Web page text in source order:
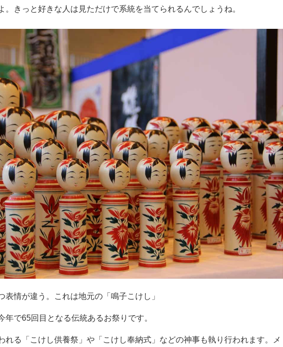
。きっと好きな人は見ただけで系統を当てられるんでしょうね。
表情が違う。これは地元の「鳴子こけし」
年で65回目となる伝統あるお祭りです。
れる「こけし供養祭」や「こけし奉納式」などの神事も執り行われます。メ